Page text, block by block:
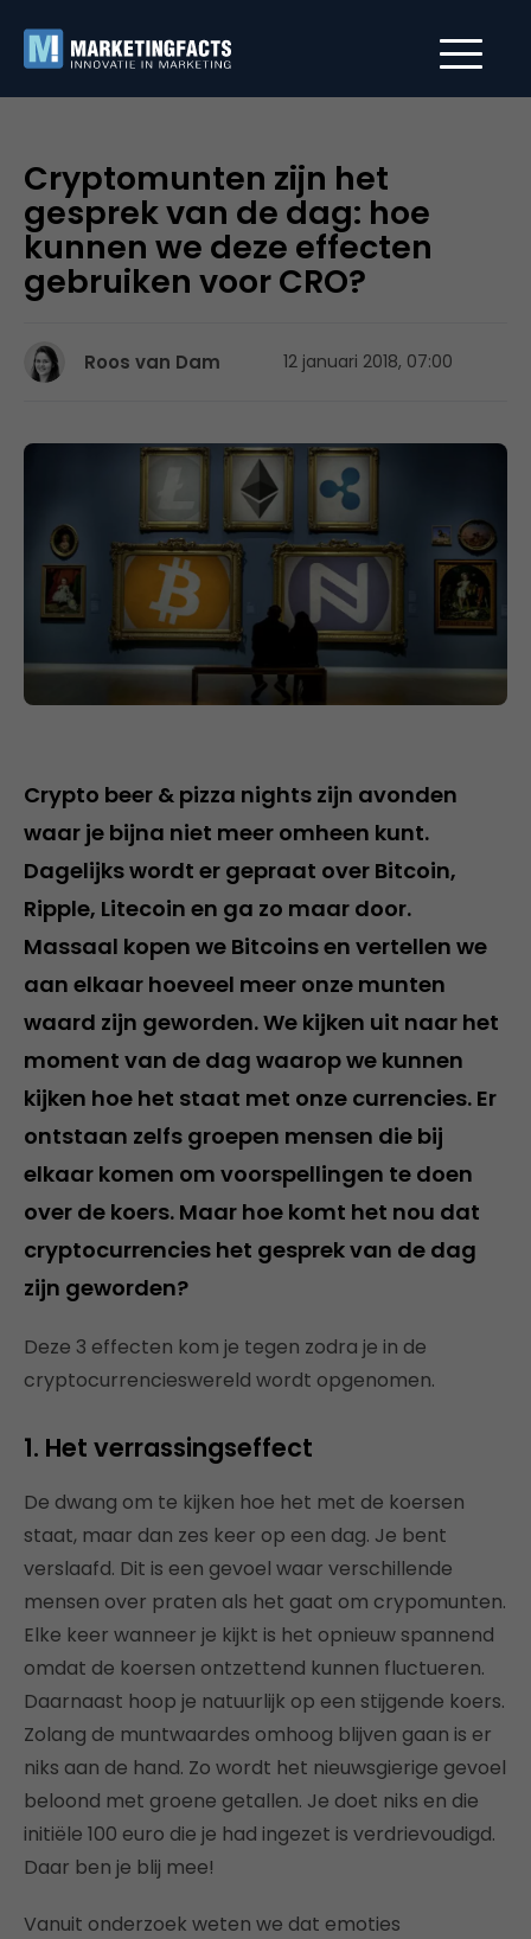
Cryptomunten zijn het
gesprek van de dag: hoe
kunnen we deze effecten
gebruiken voor CRO?
Roos van Dam 12 januari 2018, 07:00
Crypto beer & pizza nights zijn avonden
waar je bijna niet meer omheen kunt.
Dagelijks wordt er gepraat over Bitcoin,
Ripple, Litecoin en ga zo maar door.
Massaal kopen we Bitcoins en vertellen we
aan elkaar hoeveel meer onze munten
waard zijn geworden. We kijken uit naar het
moment van de dag waarop we kunnen
kijken hoe het staat met onze currencies. Er
ontstaan zelfs groepen mensen die bij
elkaar komen om voorspellingen te doen
over de koers. Maar hoe komt het nou dat
cryptocurrencies het gesprek van de dag
zijn geworden?
Deze 3 effecten kom je tegen zodra je in de
cryptocurrencieswereld wordt opgenomen.
1. Het verrassingseffect
De dwang om te kijken hoe het met de koersen
staat, maar dan zes keer op een dag. Je bent
verslaafd. Dit is een gevoel waar verschillende
mensen over praten als het gaat om crypomunten.
Elke keer wanneer je kijkt is het opnieuw spannend
omdat de koersen ontzettend kunnen fluctueren.
Daarnaast hoop je natuurlijk op een stijgende koers.
Zolang de muntwaardes omhoog blijven gaan is er
niks aan de hand. Zo wordt het nieuwsgierige gevoel
beloond met groene getallen. Je doet niks en die
initiële 100 euro die je had ingezet is verdrievoudigd.
Daar ben je blij mee!
Vanuit onderzoek weten we dat emoties